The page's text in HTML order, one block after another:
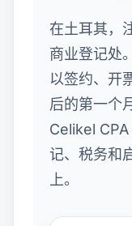
在土耳其，
商业登记处
以签约、开
后的第一个
Celikel
记、税务和
上。